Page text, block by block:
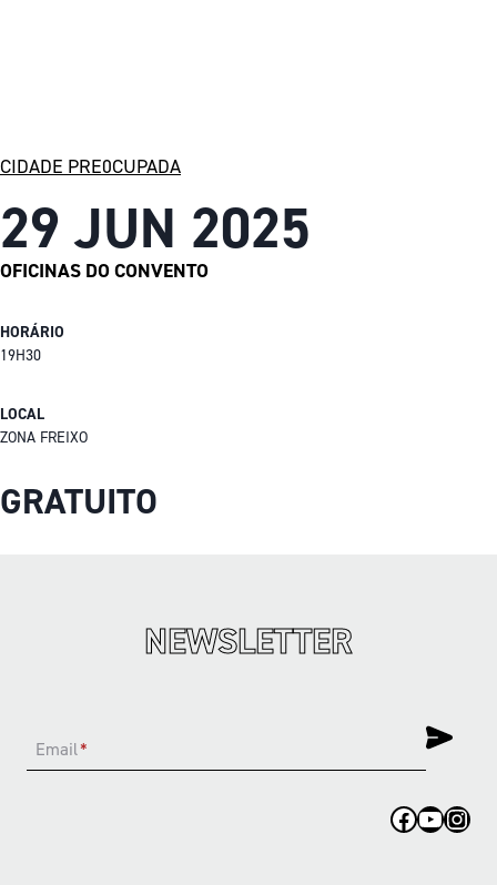
CIDADE PRE0CUPADA
29 JUN 2025
OFICINAS DO CONVENTO
HORÁRIO
19H30
LOCAL
ZONA FREIXO
GRATUITO
NEWSLETTER
Email*
Facebook